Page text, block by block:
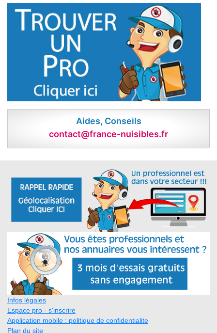
Aides, Conseils
contact@france-nuisibles.fr
Infos légales
Espace pro - s'inscrire
Application mobile : politique de confidentialite
Plan du site